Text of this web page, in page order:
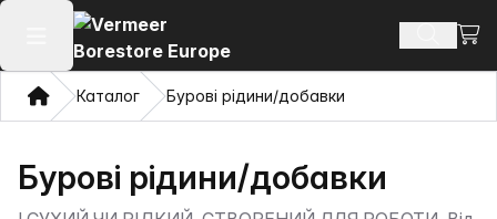
Відкрити головне меню Пошук
ДімКаталог Бурові рідини/добавки
Бурові рідини/добавки